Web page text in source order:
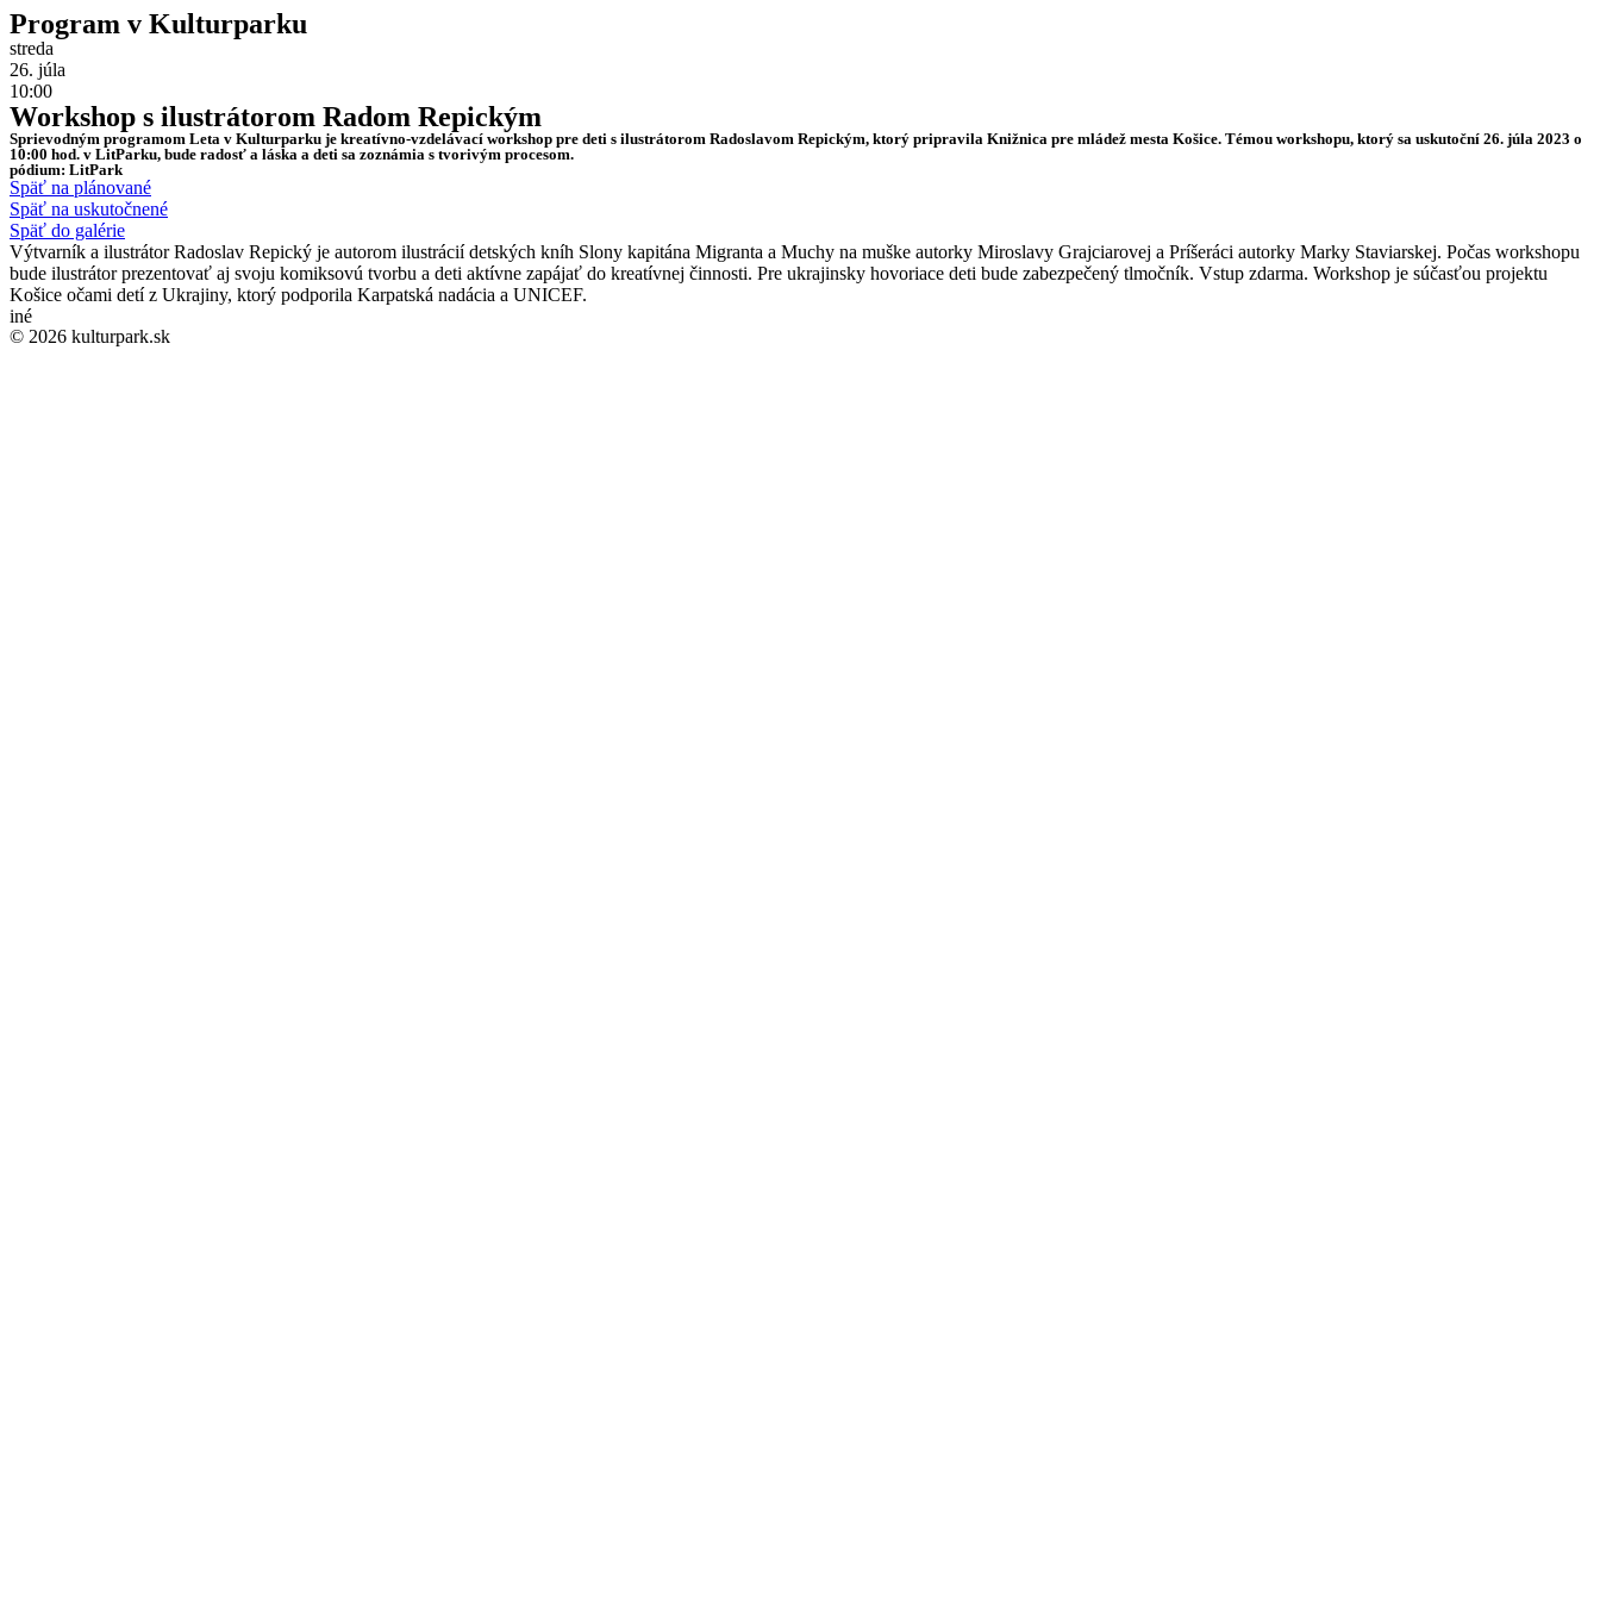
Program v Kulturparku
streda
26. júla
10:00
Workshop s ilustrátorom Radom Repickým
Sprievodným programom Leta v Kulturparku je kreatívno-vzdelávací workshop pre deti s ilustrátorom Radoslavom Repickým, ktorý pripravila Knižnica pre mládež mesta Košice. Témou workshopu, ktorý sa uskutoční 26. júla 2023 o
10:00 hod. v LitParku, bude radosť a láska a deti sa zoznámia s tvorivým procesom.
pódium: LitPark
Späť na plánované
Späť na uskutočnené
Späť do galérie
Výtvarník a ilustrátor Radoslav Repický je autorom ilustrácií detských kníh Slony kapitána Migranta a Muchy na muške autorky Miroslavy Grajciarovej a Príšeráci autorky Marky Staviarskej. Počas workshopu
bude ilustrátor prezentovať aj svoju komiksovú tvorbu a deti aktívne zapájať do kreatívnej činnosti. Pre ukrajinsky hovoriace deti bude zabezpečený tlmočník. Vstup zdarma. Workshop je súčasťou projektu
Košice očami detí z Ukrajiny, ktorý podporila Karpatská nadácia a UNICEF.
iné
© 2026 kulturpark.sk